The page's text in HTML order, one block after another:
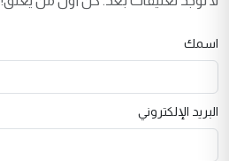
اسمك
البريد الإلكتروني